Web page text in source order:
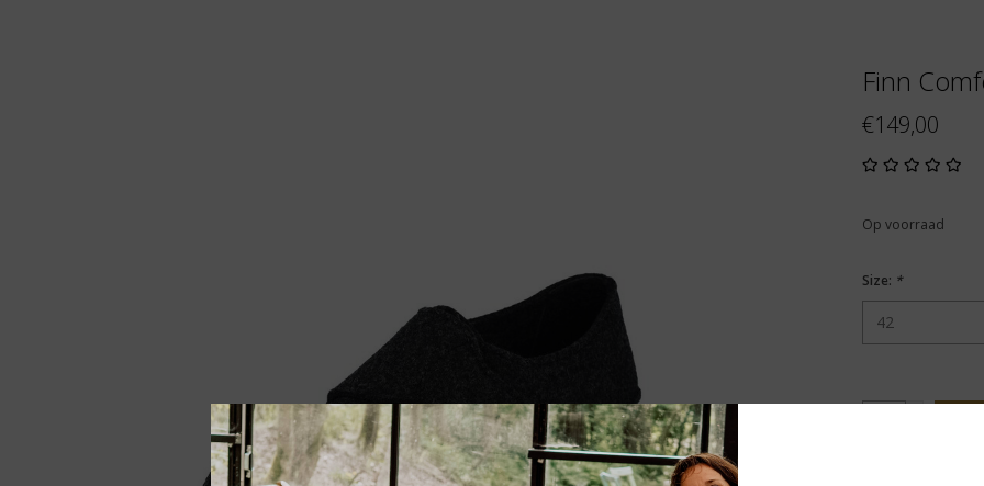
Finn
€149,00
Op voorraad
Size: *